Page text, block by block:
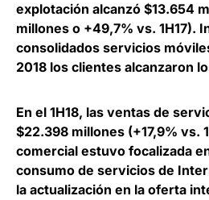
explotación alcanzó $13.654
millones o +49,7% vs. 1H17).
consolidados servicios
2018 los clientes alcanzaron
En el 1H18, las ventas de
$22.398 millones (+17,9% vs.
comercial estuvo focalizada
consumo de servicios de
la actualización en la oferta